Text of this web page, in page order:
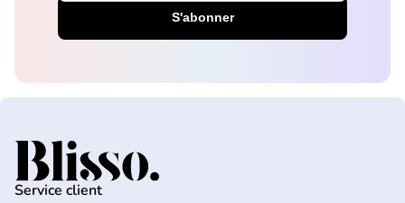
Accueil
Service client